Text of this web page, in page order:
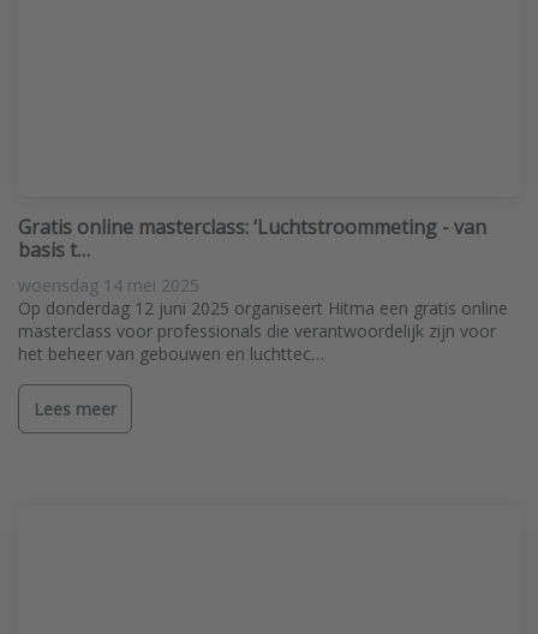
Gratis online masterclass: ‘Luchtstroommeting - van
basis t…
woensdag 14 mei 2025
Op donderdag 12 juni 2025 organiseert Hitma een gratis online
masterclass voor professionals die verantwoordelijk zijn voor
het beheer van gebouwen en luchttec…
Lees meer